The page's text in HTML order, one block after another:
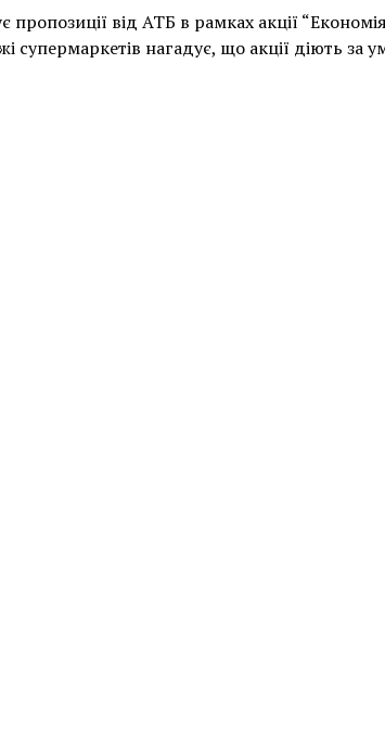
пропозиції від АТБ в рамках акції
супермаркетів нагадує, що акції діють за